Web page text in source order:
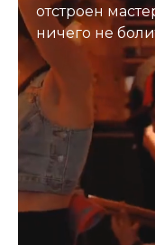
отстроен
ничего не